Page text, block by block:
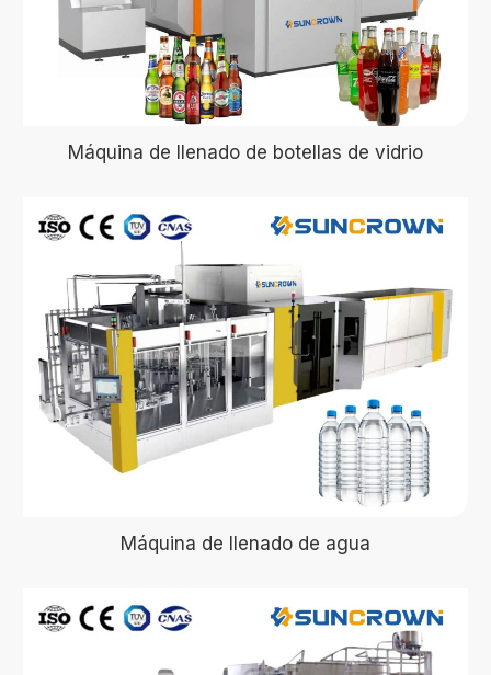
Máquina de llenado de botellas de vidrio
Máquina de llenado de agua